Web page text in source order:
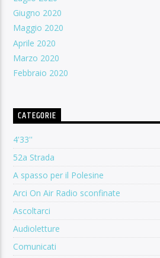
Giugno 2020
Maggio 2020
Aprile 2020
Marzo 2020
Febbraio 2020
CATEGORIE
4'33''
52a Strada
A spasso per il Polesine
Arci On Air Radio sconfinate
Ascoltarci
Audioletture
Comunicati